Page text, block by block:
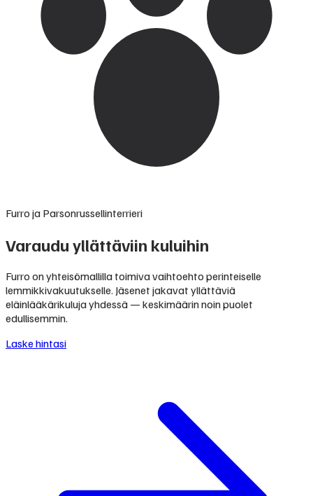
Furro ja Parsonrussellinterrieri
Varaudu yllättäviin kuluihin
Furro on yhteisömallilla toimiva vaihtoehto perinteiselle
lemmikkivakuutukselle. Jäsenet jakavat yllättäviä
eläinlääkärikuluja yhdessä — keskimäärin noin puolet
edullisemmin.
Laske hintasi